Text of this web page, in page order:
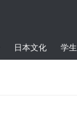
日本文化 学生